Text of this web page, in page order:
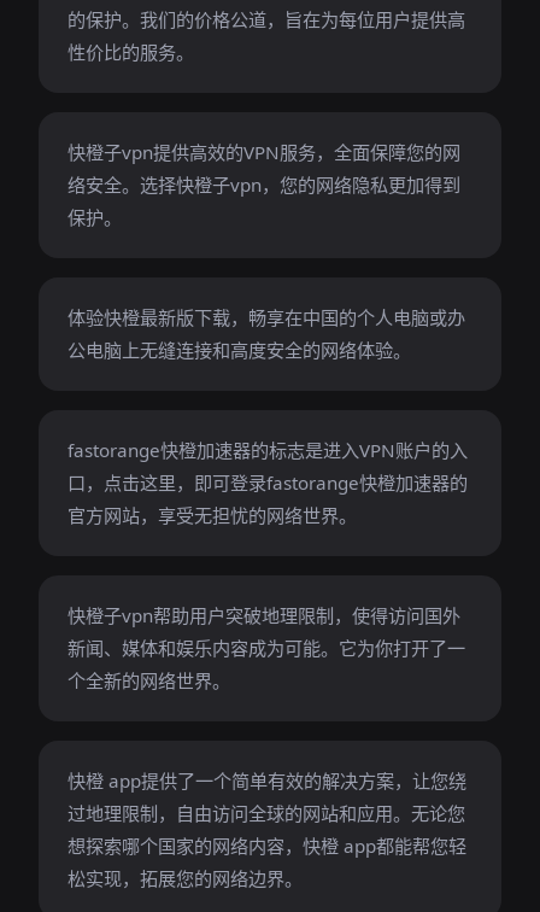
的保护。我们的价格公道，旨在为每位用户提供高
性价比的服务。
快橙子vpn提供高效的VPN服务，全面保障您的网
络安全。选择快橙子vpn，您的网络隐私更加得到
保护。
体验快橙最新版下载，畅享在中国的个人电脑或办
公电脑上无缝连接和高度安全的网络体验。
fastorange快橙加速器的标志是进入VPN账户的入
口，点击这里，即可登录fastorange快橙加速器的
官方网站，享受无担忧的网络世界。
快橙子vpn帮助用户突破地理限制，使得访问国外
新闻、媒体和娱乐内容成为可能。它为你打开了一
个全新的网络世界。
快橙 app提供了一个简单有效的解决方案，让您绕
过地理限制，自由访问全球的网站和应用。无论您
想探索哪个国家的网络内容，快橙 app都能帮您轻
松实现，拓展您的网络边界。